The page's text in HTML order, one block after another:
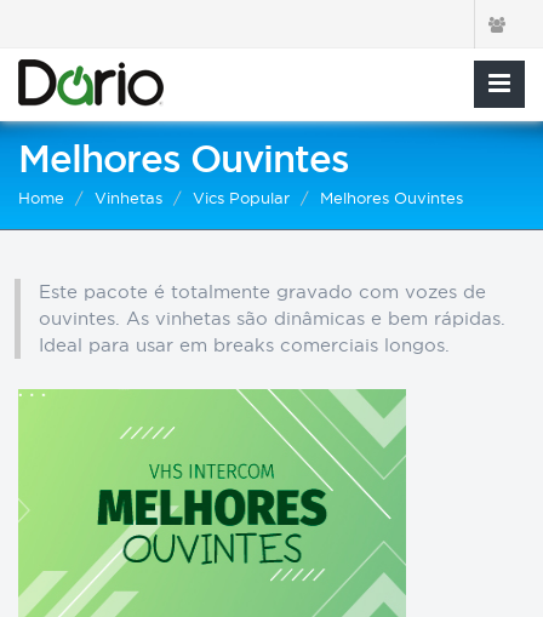
Melhores Ouvintes
Home Vinhetas Vics Popular Melhores Ouvintes
Este pacote é totalmente gravado com vozes de
ouvintes. As vinhetas são dinâmicas e bem rápidas.
Ideal para usar em breaks comerciais longos.